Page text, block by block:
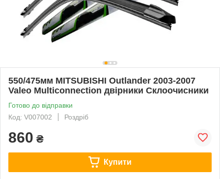
550/475мм MITSUBISHI Outlander 2003-2007
Valeo Multiconnection двірники Склоочисники
Готово до відправки
Код: V007002
Роздріб
860 ₴
Купити